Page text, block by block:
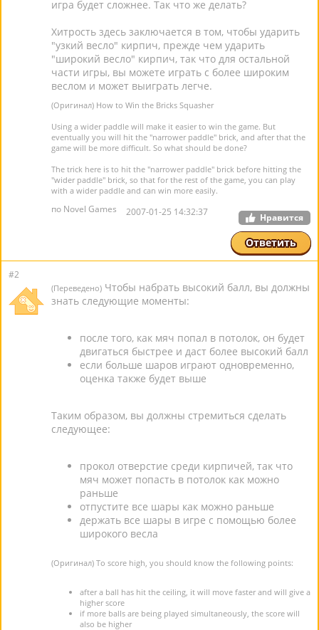
игра будет сложнее. Так что же делать?
Хитрость здесь заключается в том, чтобы ударить
"узкий весло" кирпич, прежде чем ударить
"широкий весло" кирпич, так что для остальной
части игры, вы можете играть с более широким
веслом и может выиграть легче.
(Оригинал) How to Win the Bricks Squasher
Using a wider paddle will make it easier to win the game. But
eventually you will hit the "narrower paddle" brick, and after that the
game will be more difficult. So what should be done?
The trick here is to hit the "narrower paddle" brick before hitting the
"wider paddle" brick, so that for the rest of the game, you can play
with a wider paddle and can win more easily.
по Novel Games 2007-01-25 14:32:37 Нравится
Ответить
#2
(Переведено) Чтобы набрать высокий балл, вы должны
знать следующие моменты:
после того, как мяч попал в потолок, он будет
двигаться быстрее и даст более высокий балл
если больше шаров играют одновременно,
оценка также будет выше
Таким образом, вы должны стремиться сделать
следующее:
прокол отверстие среди кирпичей, так что
мяч может попасть в потолок как можно
раньше
отпустите все шары как можно раньше
держать все шары в игре с помощью более
широкого весла
(Оригинал) To score high, you should know the following points:
after a ball has hit the ceiling, it will move faster and will give a
higher score
if more balls are being played simultaneously, the score will
also be higher